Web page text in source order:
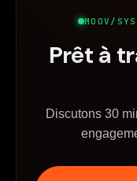
MOOV/
Prêt à
Discutons 30